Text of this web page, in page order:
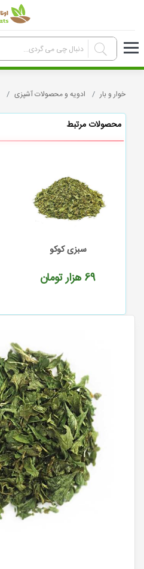
خوار و بار ادویه و محصولات آشپزی
محصولات مرتبط
سبزی ریحان خشک
54 هزار تومان